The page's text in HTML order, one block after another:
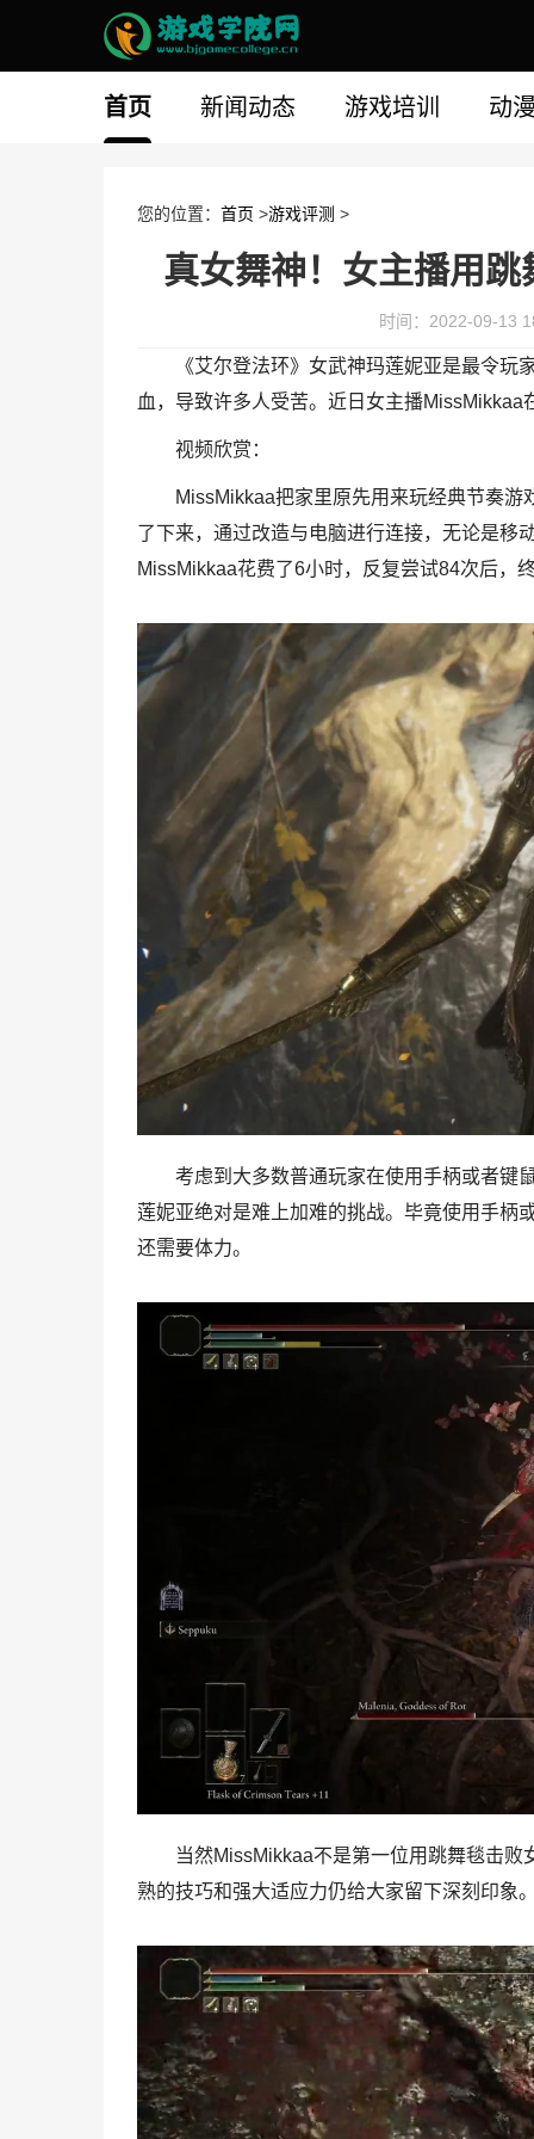
首页 新闻动态 游戏培训 动
您的位置： 首页 >游戏评测 >
真女舞神！女主播用
时间：2022-09-13
《艾尔登法环》女武神玛莲妮亚是最令
血，导致许多人受苦。近日女主播
视频欣赏：
MissMikkaa把家里原先用来玩经典节奏
了下来，通过改造与电脑进行连接，无论是移
MissMikkaa花费了6小时，反复尝试84次后，
考虑到大多数普通玩家在使用手柄或者键
莲妮亚绝对是难上加难的挑战。毕竟使用手柄
还需要体力。
当然MissMikkaa不是第一位用跳舞毯击
熟的技巧和强大适应力仍给大家留下深刻印象